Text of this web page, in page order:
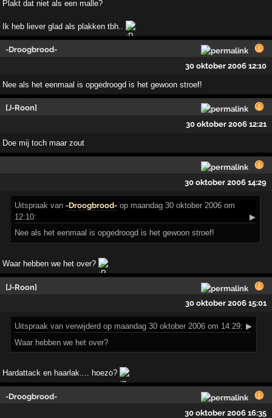
Plakt dat niet als een malle?
Ik heb liever glad als plakken tbh..
-Droogbrood-
30 oktober 2006 12:10
Nee als het eenmaal is opgedroogd is het gewoon stroef!
[J-Roon]
30 oktober 2006 12:21
Doe mij toch maar zout
30 oktober 2006 14:29
Uitspraak van-Droogbrood- op maandag 30 oktober 2006 om
12:10:
▶
Nee als het eenmaal is opgedroogd is het gewoon stroef!
Waar hebben we het over?
[J-Roon]
30 oktober 2006 15:01
Uitspraak van verwijderd op maandag 30 oktober 2006 om 14:29: ▶
Waar hebben we het over?
Hardattack en haarlak.... hoezo?
-Droogbrood-
30 oktober 2006 16:35